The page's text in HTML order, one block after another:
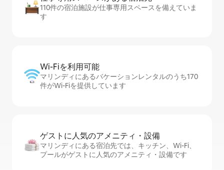
110件の宿泊施設が仕事専用スペースを備えていま
す
Wi-Fiを利⁠用⁠可⁠能
マリンディにあるバケーションレンタルのうち170
件がWi-Fiを提供しています
ゲストに人⁠気⁠のア⁠メ⁠ニ⁠テ⁠ィ・設⁠備
マリンディにある宿泊先では、キッチン、Wi-Fi、
プールがゲストに人気のアメニティ・設備です